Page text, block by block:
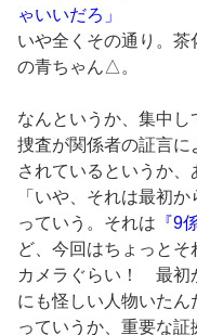
ゃいいだろ」
いや全くその通り。
の青ちゃん△。
なんというか、集中し
捜査が関係者の証言に
されているというか
「いや、それは最初
っていう。それは 『9
ど、今回はちょっと
カメラぐらい！ 最初
にも怪しい人物いたん
っていうか、重要な